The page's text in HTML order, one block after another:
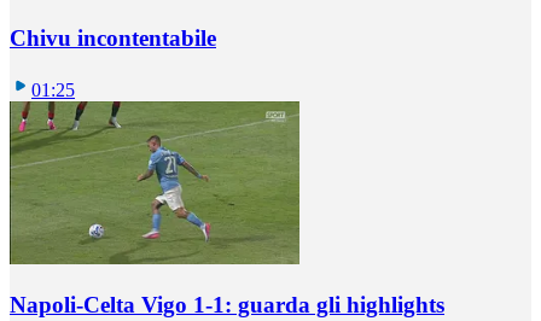
Chivu incontentabile
01:25
Napoli-Celta Vigo 1-1: guarda gli highlights